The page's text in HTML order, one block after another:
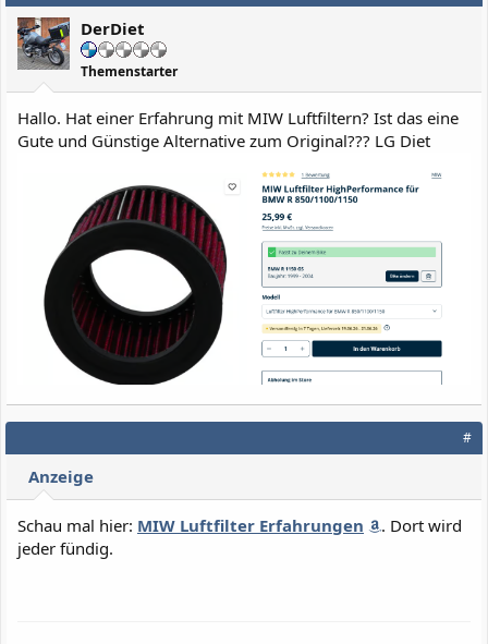
DerDiet
Themenstarter
Hallo. Hat einer Erfahrung mit MIW Luftfiltern? Ist das eine
Gute und Günstige Alternative zum Original??? LG Diet
#
Anzeige
Schau mal hier: MIW Luftfilter Erfahrungen
. Dort wird
jeder fündig.